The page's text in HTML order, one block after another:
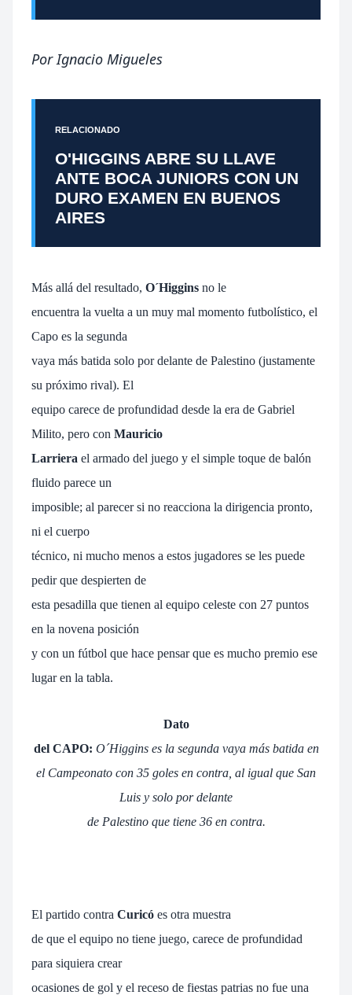
Por Ignacio Migueles
RELACIONADO
O'HIGGINS ABRE SU LLAVE
ANTE BOCA JUNIORS CON UN
DURO EXAMEN EN BUENOS
AIRES
Más allá del resultado, O´Higgins no le
encuentra la vuelta a un muy mal momento futbolístico, el
Capo es la segunda
vaya más batida solo por delante de Palestino (justamente
su próximo rival). El
equipo carece de profundidad desde la era de Gabriel
Milito, pero con Mauricio
Larriera el armado del juego y el simple toque de balón
fluido parece un
imposible; al parecer si no reacciona la dirigencia pronto,
ni el cuerpo
técnico, ni mucho menos a estos jugadores se les puede
pedir que despierten de
esta pesadilla que tienen al equipo celeste con 27 puntos
en la novena posición
y con un fútbol que hace pensar que es mucho premio ese
lugar en la tabla.
Dato
del CAPO: O´Higgins es la segunda vaya más batida en
el Campeonato con 35 goles en contra, al igual que San
Luis y solo por delante
de Palestino que tiene 36 en contra.
El partido contra Curicó es otra muestra
de que el equipo no tiene juego, carece de profundidad
para siquiera crear
ocasiones de gol y el receso de fiestas patrias no fue una